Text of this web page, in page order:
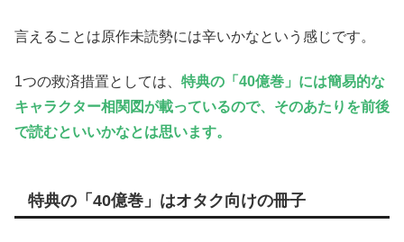
言えることは原作未読勢には辛いかなという感じです。
1つの救済措置としては、 特典の「40億巻」には簡易的な
キャラクター相関図が載っているので、そのあたりを前後
で読むといいかなとは思います。
特典の「40億巻」はオタク向けの冊子